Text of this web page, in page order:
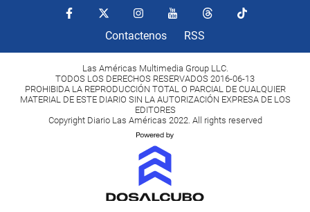
Contactenos RSS
Las Américas Multimedia Group LLC.
TODOS LOS DERECHOS RESERVADOS 2016-06-13
PROHIBIDA LA REPRODUCCIÓN TOTAL O PARCIAL DE CUALQUIER
MATERIAL DE ESTE DIARIO SIN LA AUTORIZACIÓN EXPRESA DE LOS
EDITORES
Copyright Diario Las Américas 2022. All rights reserved